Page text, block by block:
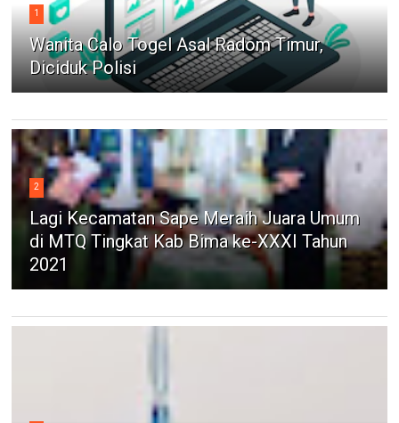
1
Wanita Calo Togel Asal Radom Timur,
Diciduk Polisi
2
Lagi Kecamatan Sape Meraih Juara Umum
di MTQ Tingkat Kab Bima ke-XXXI Tahun
2021